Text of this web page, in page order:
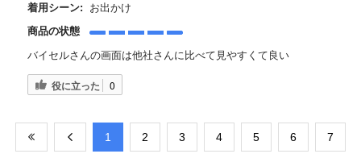
着用シーン:
お出かけ
商品の状態
バイセルさんの画面は他社さんに比べて見やすくて良い
役に立った 0
​1 ​2 ​3 ​4 ​5 ​6 ​7